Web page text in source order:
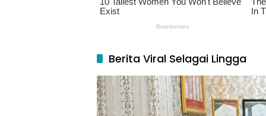
Berita Viral Selagai Lingga